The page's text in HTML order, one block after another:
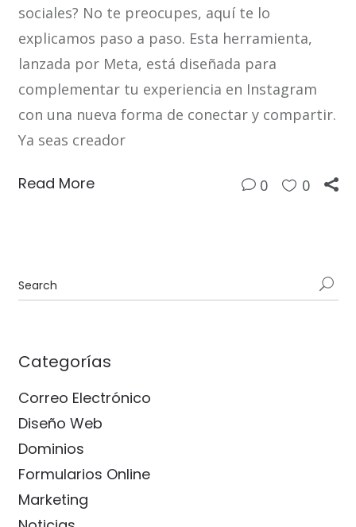
sociales? No te preocupes, aquí te lo
explicamos paso a paso. Esta herramienta,
lanzada por Meta, está diseñada para
complementar tu experiencia en Instagram
con una nueva forma de conectar y compartir.
Ya seas creador
Read More 0 0
Categorías
Correo Electrónico
Diseño Web
Dominios
Formularios Online
Marketing